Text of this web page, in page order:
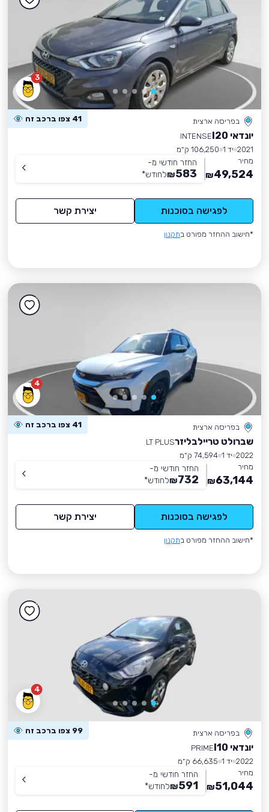
3
בפריסה ארצית 41 צפו ברכב זה
יונדאי I20
INTENSE
2021 יד 1
106,250 ק״מ
מחיר
49,524
₪
החזר חודשי מ-
583
₪לחודש*
לפגישה בסוכנות יצירת קשר
*חישוב ההחזר מפורט בתקנון
4
בפריסה ארצית 41 צפו ברכב זה
שברולט טריילבליזרLT PLUS
2022 יד 1
74,594 ק״מ
מחיר
63,144
₪
החזר חודשי מ-
732
₪לחודש*
לפגישה בסוכנות יצירת קשר
*חישוב ההחזר מפורט בתקנון
4
בפריסה ארצית 99 צפו ברכב זה
יונדאי I10
PRIME
2022 יד 1
66,635 ק״מ
מחיר
51,044
₪
החזר חודשי מ-
591
₪לחודש*